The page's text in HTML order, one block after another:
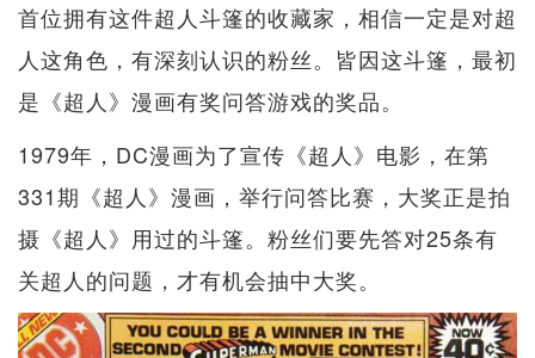
首位拥有这件超人斗篷的收藏家，相信一定是对超
人这角色，有深刻认识的粉丝。皆因这斗篷，最初
是《超人》漫画有奖问答游戏的奖品。
1979年，DC漫画为了宣传《超人》电影，在第
331期《超人》漫画，举行问答比赛，大奖正是拍
摄《超人》用过的斗篷。粉丝们要先答对25条有
关超人的问题，才有机会抽中大奖。